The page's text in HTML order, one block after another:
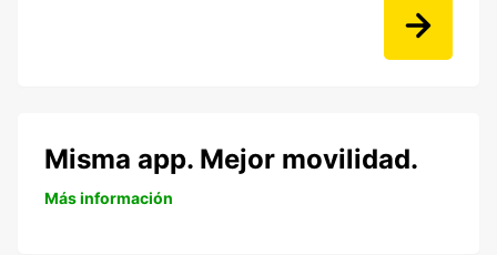
Misma app. Mejor movilidad.
Más información